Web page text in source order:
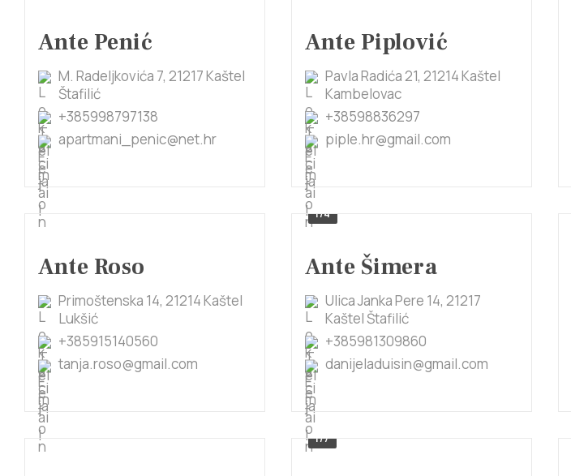
Ante Penić
M. Radeljkovića 7, 21217 Kaštel
Štafilić
+385998797138
apartmani_penic@net.hr
Ante Piplović
Pavla Radića 21, 21214 Kaštel
Kambelovac
+38598836297
piple.hr@gmail.com
Ante Roso
Primoštenska 14, 21214 Kaštel
Lukšić
+385915140560
tanja.roso@gmail.com
1/4
Ante Šimera
Ulica Janka Pere 14, 21217
Kaštel Štafilić
+385981309860
danijeladuisin@gmail.com
1/7